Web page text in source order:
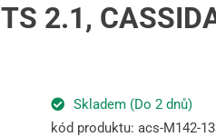
2.1,
Skladem (Do 2 dnů)
kód produktu: acs-M142-